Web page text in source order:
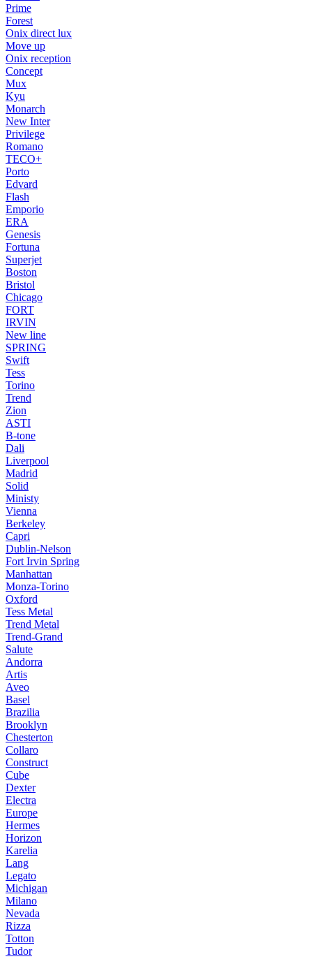
Prime
Forest
Onix direct lux
Move up
Onix reception
Concept
Mux
Kyu
Monarch
New Inter
Privilege
Romano
TECO+
Porto
Edvard
Flash
Emporio
ERA
Genesis
Fortuna
Superjet
Boston
Bristol
Chicago
FORT
IRVIN
New line
SPRING
Swift
Tess
Torino
Trend
Zion
ASTI
B-tone
Dali
Liverpool
Madrid
Solid
Ministy
Vienna
Berkeley
Capri
Dublin-Nelson
Fort Irvin Spring
Manhattan
Monza-Torino
Oxford
Tess Metal
Trend Metal
Trend-Grand
Salute
Andorra
Artis
Aveo
Basel
Brazilia
Brooklyn
Chesterton
Collaro
Construct
Cube
Dexter
Electra
Europe
Hermes
Horizon
Karelia
Lang
Legato
Michigan
Milano
Nevada
Rizza
Totton
Tudor